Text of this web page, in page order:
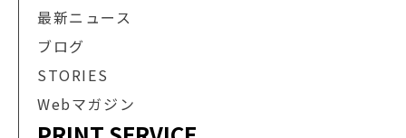
最新ニュース
ブログ
STORIES
Webマガジン